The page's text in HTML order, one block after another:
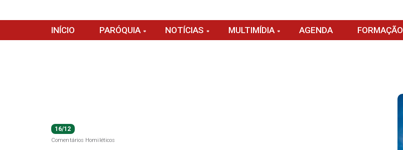
INÍCIO PARÓQUIA NOTÍCIAS MULTIMÍDIA AGENDA FORMAÇÃO
16/12
Comentários Homiléticos